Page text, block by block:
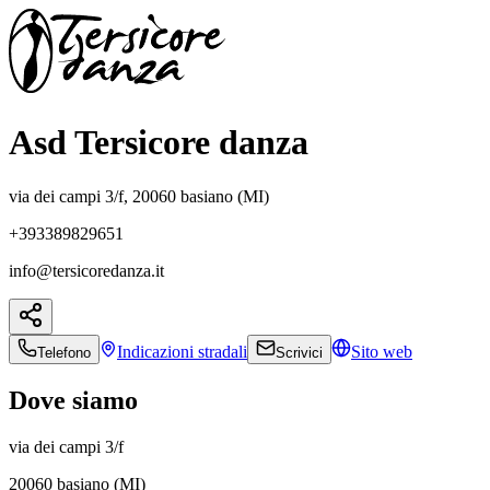
Asd Tersicore danza
via dei campi 3/f, 20060 basiano (MI)
+393389829651
info@tersicoredanza.it
Telefono Indicazioni stradali Scrivici Sito web
Dove siamo
via dei campi 3/f
20060 basiano (MI)